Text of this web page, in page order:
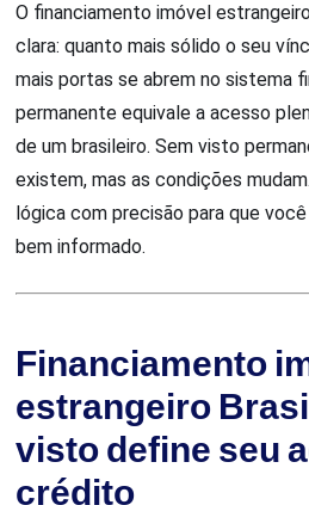
O financiamento imóvel
clara: quanto mais sólido o seu
mais portas se abrem no sistema
permanente equivale a acesso
de um brasileiro. Sem visto
existem, mas as condições
lógica com precisão para que
bem informado.
Financiamento
estrangeiro
visto define seu
crédito